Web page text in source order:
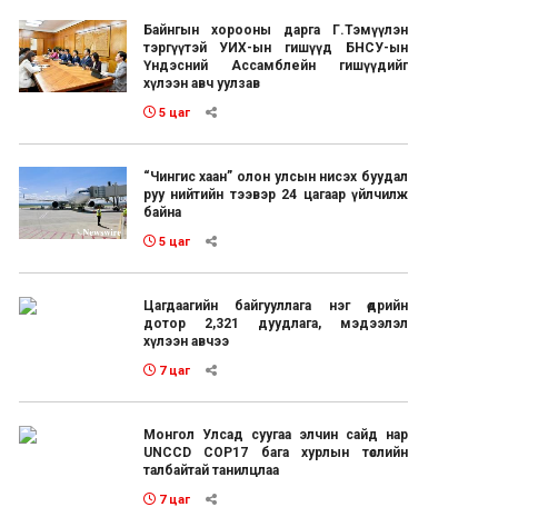
Байнгын хорооны дарга Г.Тэмүүлэн
тэргүүтэй УИХ-ын гишүүд БНСУ-ын
Үндэсний Ассамблейн гишүүдийг
хүлээн авч уулзав
5 цаг
“Чингис хаан” олон улсын нисэх буудал
руу нийтийн тээвэр 24 цагаар үйлчилж
байна
5 цаг
Цагдаагийн байгууллага нэг өдрийн
дотор 2,321 дуудлага, мэдээлэл
хүлээн авчээ
7 цаг
Монгол Улсад суугаа элчин сайд нар
UNCCD COP17 бага хурлын төслийн
талбайтай танилцлаа
7 цаг